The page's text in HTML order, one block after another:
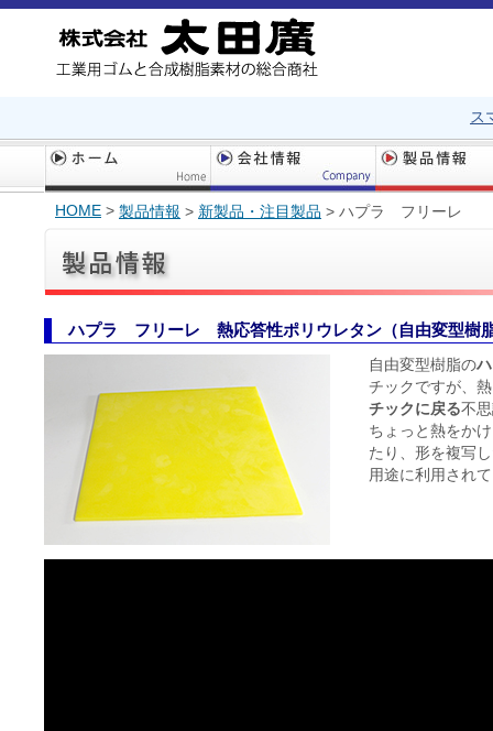
ス
HOME > 製品情報 > 新製品・注目製品 > ハプラ フリーレ
ハプラ フリーレ 熱応答性ポリウレタン（自由変型樹
自由変型樹脂の
チックですが、
チックに戻る不
ちょっと熱をか
たり、形を複写
用途に利用され